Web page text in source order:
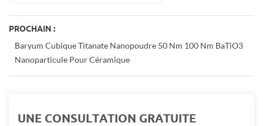
PROCHAIN :
Baryum Cubique Titanate Nanopoudre 50 Nm 100 Nm BaTiO3
Nanoparticule Pour Céramique
UNE CONSULTATION GRATUITE